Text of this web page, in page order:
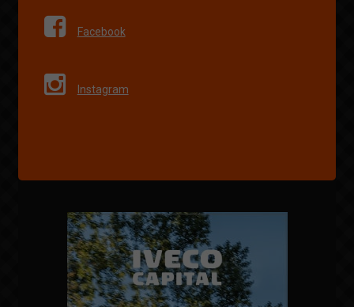
Facebook
Instagram